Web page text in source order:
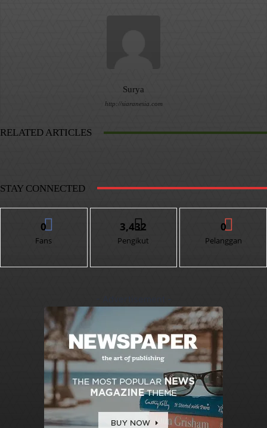
Surya
http://siaranesia.com
RELATED ARTICLES
STAY CONNECTED
0
Fans
3,432
Pengikut
0
Pelanggan